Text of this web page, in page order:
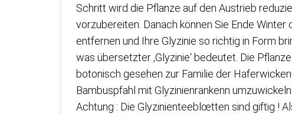
Schritt wird die Pflanze auf den Austrieb
vorzubereiten. Danach können Sie Ende
entfernen und Ihre Glyzinie so richtig in Form
was übersetzter ‚Glyzinie‘ bedeutet. Die
botonisch gesehen zur Familie der
Bambuspfahl mit Glyzinienrankenn
Achtung : Die Glyzinienteeblœtten sind giftig !